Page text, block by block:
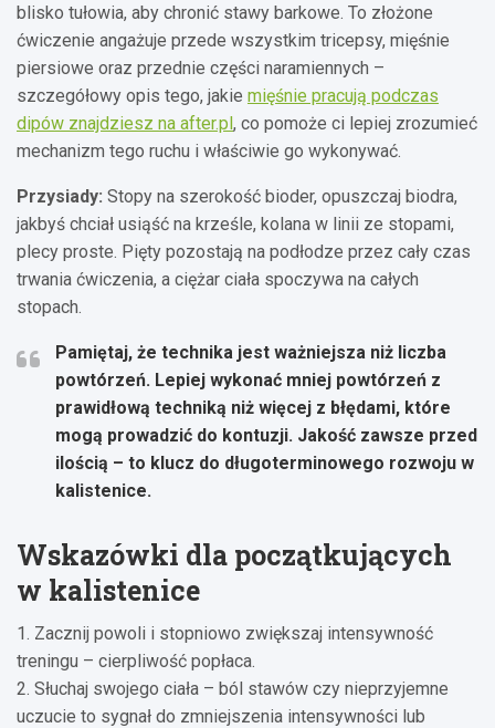
blisko tułowia, aby chronić stawy barkowe. To złożone
ćwiczenie angażuje przede wszystkim tricepsy, mięśnie
piersiowe oraz przednie części naramiennych –
szczegółowy opis tego, jakie mięśnie pracują podczas
dipów znajdziesz na after.pl, co pomoże ci lepiej zrozumieć
mechanizm tego ruchu i właściwie go wykonywać.
Przysiady: Stopy na szerokość bioder, opuszczaj biodra,
jakbyś chciał usiąść na krześle, kolana w linii ze stopami,
plecy proste. Pięty pozostają na podłodze przez cały czas
trwania ćwiczenia, a ciężar ciała spoczywa na całych
stopach.
Pamiętaj, że technika jest ważniejsza niż liczba
powtórzeń. Lepiej wykonać mniej powtórzeń z
prawidłową techniką niż więcej z błędami, które
mogą prowadzić do kontuzji. Jakość zawsze przed
ilością – to klucz do długoterminowego rozwoju w
kalistenice.
Wskazówki dla początkujących
w kalistenice
1. Zacznij powoli i stopniowo zwiększaj intensywność
treningu – cierpliwość popłaca.
2. Słuchaj swojego ciała – ból stawów czy nieprzyjemne
uczucie to sygnał do zmniejszenia intensywności lub